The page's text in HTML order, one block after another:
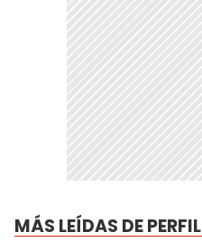
MÁS LEÍDAS DE PERFIL